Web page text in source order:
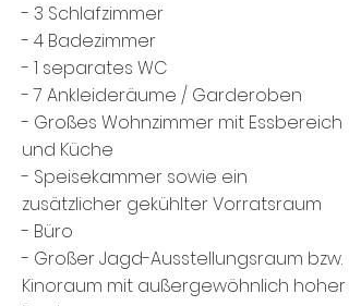
- 3 Schlafzimmer
- 4 Badezimmer
- 1 separates WC
- 7 Ankleideräume / Garderoben
- Großes Wohnzimmer mit Essbereich
und Küche
- Speisekammer sowie ein
zusätzlicher gekühlter Vorratsraum
- Büro
- Großer Jagd-Ausstellungsraum bzw.
Kinoraum mit außergewöhnlich hoher